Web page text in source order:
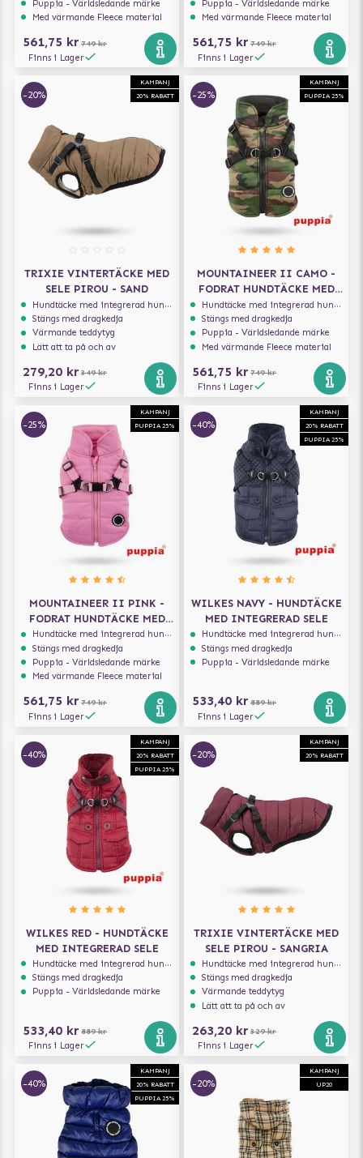
Puppia - Världsledande märke
Med värmande Fleece material
561,75 kr 749 kr
Finns i Lager
Puppia - Världsledande märke
Med värmande Fleece material
561,75 kr 749 kr
Finns i Lager
KAMPANJ
20% RABATT
-20%
TRIXIE VINTERTÄCKE MED
SELE PIROU - SAND
Hundtäcke med integrerad hundsele
Stängs med dragkedja
Värmande teddytyg
Lätt att ta på och av
279,20 kr 349 kr
Finns i Lager
KAMPANJ
PUPPIA 25%
-25%
MOUNTAINEER II CAMO -
FODRAT HUNDTÄCKE MED
INTEGRERAD SELE
Hundtäcke med integrerad hundsele
Stängs med dragkedja
Puppia - Världsledande märke
Med värmande Fleece material
561,75 kr 749 kr
Finns i Lager
KAMPANJ
PUPPIA 25%
-25%
MOUNTAINEER II PINK -
FODRAT HUNDTÄCKE MED
INTEGRERAD SELE
Hundtäcke med integrerad hundsele
Stängs med dragkedja
Puppia - Världsledande märke
Med värmande Fleece material
561,75 kr 749 kr
Finns i Lager
KAMPANJ
20% RABATT
PUPPIA 25%
-40%
WILKES NAVY - HUNDTÄCKE
MED INTEGRERAD SELE
Hundtäcke med integrerad hundsele
Stängs med dragkedja
Puppia - Världsledande märke
533,40 kr 889 kr
Finns i Lager
KAMPANJ
20% RABATT
PUPPIA 25%
-40%
WILKES RED - HUNDTÄCKE
MED INTEGRERAD SELE
Hundtäcke med integrerad hundsele
Stängs med dragkedja
Puppia - Världsledande märke
533,40 kr 889 kr
Finns i Lager
KAMPANJ
20% RABATT
-20%
TRIXIE VINTERTÄCKE MED
SELE PIROU - SANGRIA
Hundtäcke med integrerad hundsele
Stängs med dragkedja
Värmande teddytyg
Lätt att ta på och av
263,20 kr 329 kr
Finns i Lager
KAMPANJ
20% RABATT
PUPPIA 25%
-40%
KAMPANJ
UP20
-20%